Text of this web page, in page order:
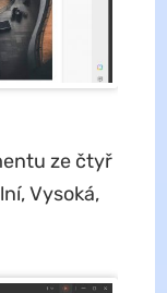
ze čtyř
Vysoká,